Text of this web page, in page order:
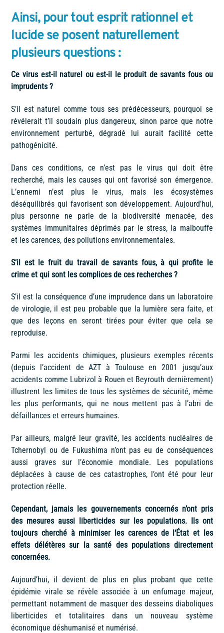
Ainsi, pour tout esprit rationnel et
lucide se posent naturellement
plusieurs questions :
Ce virus est-il naturel ou est-il le produit de savants fous ou
imprudents ?
S’il est naturel comme tous ses prédécesseurs, pourquoi se
révélerait t’il soudain plus dangereux, sinon parce que notre
environnement perturbé, dégradé lui aurait facilité cette
pathogénicité.
Dans ces conditions, ce n’est pas le virus qui doit être
recherché, mais les causes qui ont favorisé son émergence.
L’ennemi n’est plus le virus, mais les écosystèmes
déséquilibrés qui favorisent son développement. Aujourd’hui,
plus personne ne parle de la biodiversité menacée, des
systèmes immunitaires déprimés par le stress, la malbouffe
et les carences, des pollutions environnementales.
S’il est le fruit du travail de savants fous, à qui profite le
crime et qui sont les complices de ces recherches ?
S’il est la conséquence d’une imprudence dans un laboratoire
de virologie, il est peu probable que la lumière sera faite, et
que des leçons en seront tirées pour éviter que cela se
reproduise.
Parmi les accidents chimiques, plusieurs exemples récents
(depuis l’accident de AZT à Toulouse en 2001 jusqu’aux
accidents comme Lubrizol à Rouen et Beyrouth dernièrement)
illustrent les limites de tous les systèmes de sécurité, même
les plus performants, qui ne nous mettent pas à l’abri de
défaillances et erreurs humaines.
Par ailleurs, malgré leur gravité, les accidents nucléaires de
Tchernobyl ou de Fukushima n’ont pas eu de conséquences
aussi graves sur l’économie mondiale. Les populations
déplacées à cause de ces catastrophes, l’ont été pour leur
protection réelle.
Cependant, jamais les gouvernements concernés n’ont pris
des mesures aussi liberticides sur les populations. Ils ont
toujours cherché à minimiser les carences de l‘État et les
effets délétères sur la santé des populations directement
concernées.
Aujourd’hui, il devient de plus en plus probant que cette
épidémie virale se révèle associée à un enfumage majeur,
permettant notamment de masquer des desseins diaboliques
liberticides et totalitaires dans un nouveau système
économique déshumanisé et numérisé.